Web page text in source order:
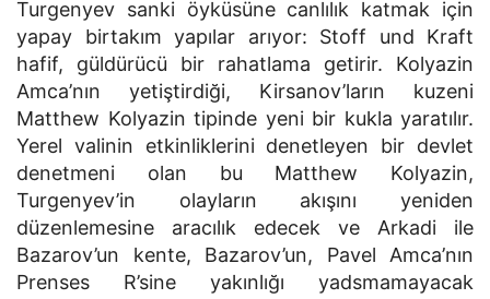
Turgenyev sanki öyküsüne canlılık katmak için
yapay birtakım yapılar arıyor: Stoff und Kraft
hafif, güldürücü bir rahatlama getirir. Kolyazin
Amca’nın yetiştirdiği, Kirsanov’ların kuzeni
Matthew Kolyazin tipinde yeni bir kukla yaratılır.
Yerel valinin etkinliklerini denetleyen bir devlet
denetmeni olan bu Matthew Kolyazin,
Turgenyev’in olayların akışını yeniden
düzenlemesine aracılık edecek ve Arkadi ile
Bazarov’un kente, Bazarov’un, Pavel Amca’nın
Prenses R’sine yakınlığı yadsmamayacak